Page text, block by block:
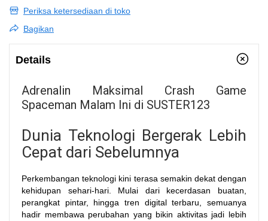
Periksa ketersediaan di toko
Bagikan
Details
Adrenalin Maksimal Crash Game
Spaceman Malam Ini di SUSTER123
Dunia Teknologi Bergerak Lebih
Cepat dari Sebelumnya
Perkembangan teknologi kini terasa semakin dekat dengan
kehidupan sehari-hari. Mulai dari kecerdasan buatan,
perangkat pintar, hingga tren digital terbaru, semuanya
hadir membawa perubahan yang bikin aktivitas jadi lebih